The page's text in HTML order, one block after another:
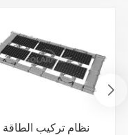
نظام تركيب الطاقة